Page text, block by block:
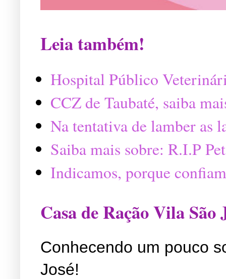
Leia também!
Hospital Público
CCZ de Taubaté, saiba
Na tentativa de lamber as
Saiba mais sobre: R.I.P
Indicamos, porque
Casa de Ração Vila São
Conhecendo um pouco
José!